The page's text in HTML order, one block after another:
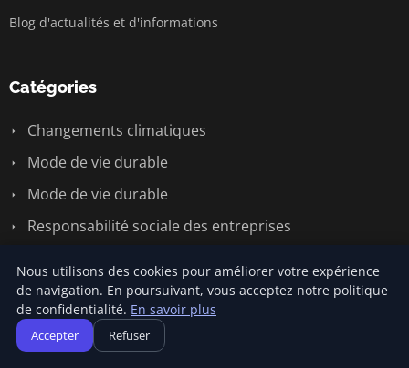
Blog d'actualités et d'informations
Catégories
Changements climatiques
Mode de vie durable
Mode de vie durable
Responsabilité sociale des entreprises
Énergie renouvelable
Liens utiles
Nous utilisons des cookies pour améliorer votre expérience
de navigation. En poursuivant, vous acceptez notre politique
de confidentialité. En savoir plus
Accepter Refuser